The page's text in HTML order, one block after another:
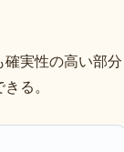
実性の高い部分
る。